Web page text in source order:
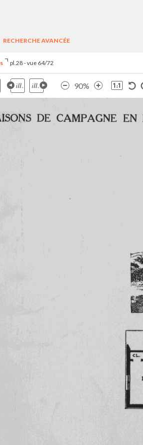
RECHERCHE AVANCÉE
pl.28 - vue 64/72
90%